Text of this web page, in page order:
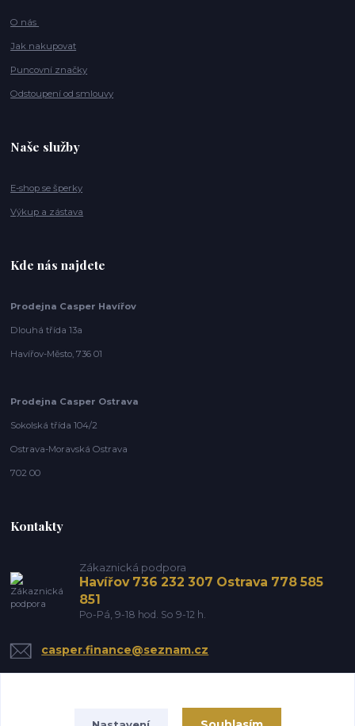
O nás
Jak nakupovat
Puncovní značky
Odstoupení od smlouvy
Naše služby
E-shop se šperky
Výkup a zástava
Kde nás najdete
Prodejna Casper Havířov
Dlouhá třída 13a
Havířov-Město, 736 01
Prodejna Casper Ostrava
Sokolská třída 104/2
Ostrava-Moravská Ostrava
702 00
Kontakty
Zákaznická podpora
Havířov 736 232 307 Ostrava 778 585
851
Po-Pá, 9-18 hod. So 9-12 h.
casper.finance@seznam.cz